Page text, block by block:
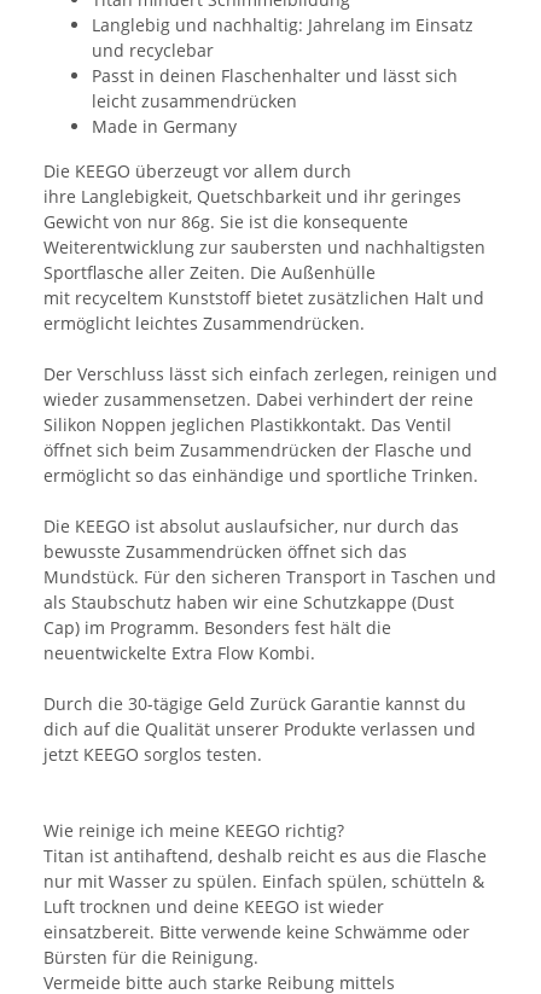
Langlebig und nachhaltig: Jahrelang im Einsatz
und recyclebar
Passt in deinen Flaschenhalter und lässt sich
leicht zusammendrücken
Made in Germany
Die KEEGO überzeugt vor allem durch
ihre Langlebigkeit, Quetschbarkeit und ihr geringes
Gewicht von nur 86g. Sie ist die konsequente
Weiterentwicklung zur saubersten und nachhaltigsten
Sportflasche aller Zeiten. Die Außenhülle
mit recyceltem Kunststoff bietet zusätzlichen Halt und
ermöglicht leichtes Zusammendrücken.
Der Verschluss lässt sich einfach zerlegen, reinigen und
wieder zusammensetzen. Dabei verhindert der reine
Silikon Noppen jeglichen Plastikkontakt. Das Ventil
öffnet sich beim Zusammendrücken der Flasche und
ermöglicht so das einhändige und sportliche Trinken.
Die KEEGO ist absolut auslaufsicher, nur durch das
bewusste Zusammendrücken öffnet sich das
Mundstück. Für den sicheren Transport in Taschen und
als Staubschutz haben wir eine Schutzkappe (Dust
Cap) im Programm. Besonders fest hält die
neuentwickelte Extra Flow Kombi.
Durch die 30-tägige Geld Zurück Garantie kannst du
dich auf die Qualität unserer Produkte verlassen und
jetzt KEEGO sorglos testen.
Wie reinige ich meine KEEGO richtig?
Titan ist antihaftend, deshalb reicht es aus die Flasche
nur mit Wasser zu spülen. Einfach spülen, schütteln &
Luft trocknen und deine KEEGO ist wieder
einsatzbereit. Bitte verwende keine Schwämme oder
Bürsten für die Reinigung.
Vermeide bitte auch starke Reibung mittels